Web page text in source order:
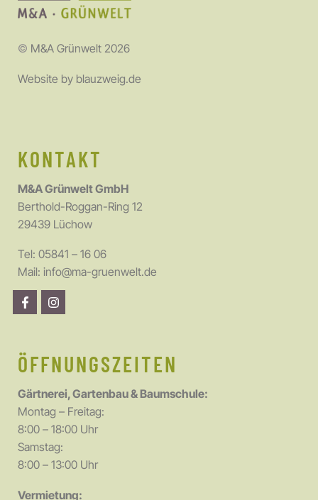
© M&A Grünwelt 2026
Website by blauzweig.de
KONTAKT
M&A Grünwelt GmbH
Berthold-Roggan-Ring 12
29439 Lüchow
Tel: 05841 – 16 06
Mail: info@ma-gruenwelt.de
ÖFFNUNGSZEITEN
Gärtnerei, Gartenbau & Baumschule:
Montag – Freitag:
8:00 – 18:00 Uhr
Samstag:
8:00 – 13:00 Uhr
Vermietung: